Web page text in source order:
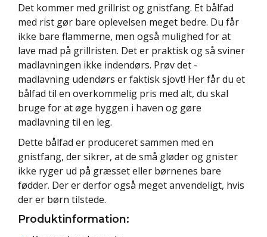
Det kommer med grillrist og gnistfang. Et bålfad
med rist gør bare oplevelsen meget bedre. Du får
ikke bare flammerne, men også mulighed for at
lave mad på grillristen. Det er praktisk og så sviner
madlavningen ikke indendørs. Prøv det -
madlavning udendørs er faktisk sjovt! Her får du et
bålfad til en overkommelig pris med alt, du skal
bruge for at øge hyggen i haven og gøre
madlavning til en leg.
Dette bålfad er produceret sammen med en
gnistfang, der sikrer, at de små gløder og gnister
ikke ryger ud på græsset eller børnenes bare
fødder. Der er derfor også meget anvendeligt, hvis
der er børn tilstede.
Produktinformation: